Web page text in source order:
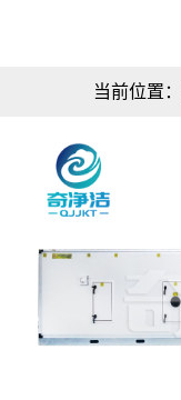
当前位置：